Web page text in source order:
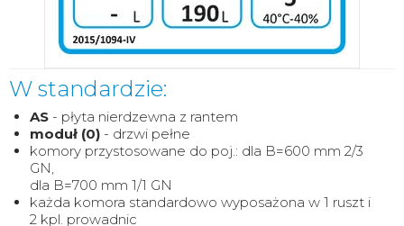
W standardzie:
AS- płyta nierdzewna z rantem
moduł (0)- drzwi pełne
komory przystosowane do poj.: dla B=600 mm 2/3
GN,
dla B=700 mm 1/1 GN
każda komora standardowo wyposażona w 1 ruszt i
2 kpl. prowadnic